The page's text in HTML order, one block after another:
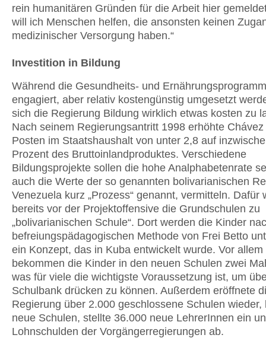
rein humanitären Gründen für die Arbeit hier
will ich Menschen helfen, die ansonsten keinen
medizinischer Versorgung haben.“
Investition in Bildung
Während die Gesundheits- und
engagiert, aber relativ kostengünstig umgesetzt
sich die Regierung Bildung wirklich etwas kosten zu
Nach seinem Regierungsantritt 1998 erhöhte
Posten im Staatshaushalt von unter 2,8 auf
Prozent des Bruttoinlandproduktes. Verschiedene
Bildungsprojekte sollen die hohe Analphabetenrate
auch die Werte der so genannten bolivarianischen
Venezuela kurz „Prozess“ genannt, vermitteln. Dafür
bereits vor der Projektoffensive die Grundschulen zu
„bolivarianischen Schule“. Dort werden die Kinder
befreiungspädagogischen Methode von Frei Betto
ein Konzept, das in Kuba entwickelt wurde. Vor allem
bekommen die Kinder in den neuen Schulen zwei
was für viele die wichtigste Voraussetzung ist, um
Schulbank drücken zu können. Außerdem eröffnete
Regierung über 2.000 geschlossene Schulen wieder,
neue Schulen, stellte 36.000 neue LehrerInnen ein
Lohnschulden der Vorgängerregierungen ab.